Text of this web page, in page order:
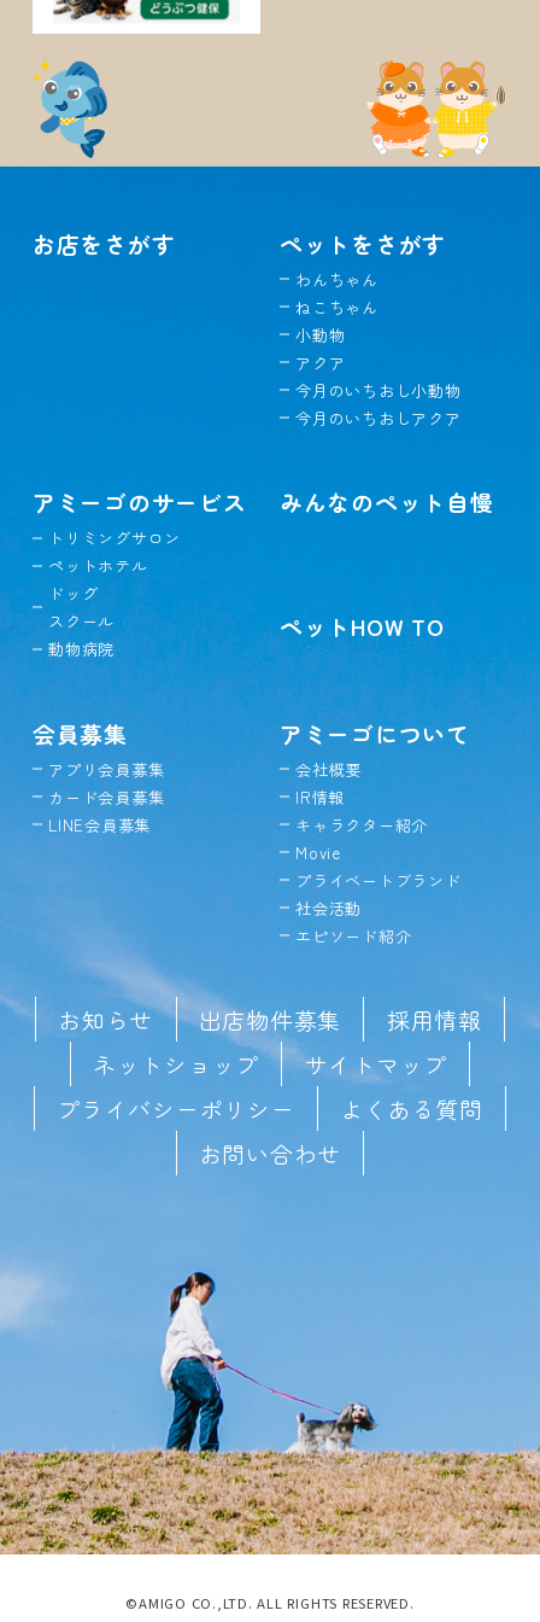
お店をさがす ペットをさがす
わんちゃん
ねこちゃん
小動物
アクア
今月のいちおし小動物
今月のいちおしアクア
アミーゴのサービス
トリミングサロン
ペットホテル
ドッグ
スクール
動物病院
みんなのペット自慢
ペットHOW TO
会員募集
アプリ会員募集
カード会員募集
LINE会員募集
アミーゴについて
会社概要
IR情報
キャラクター紹介
Movie
プライベートブランド
社会活動
エピソード紹介
お知らせ 出店物件募集
採用情報
ネットショップ
サイトマップ
プライバシーポリシー
よくある質問
お問い合わせ
©AMIGO CO.,LTD. ALL RIGHTS RESERVED.